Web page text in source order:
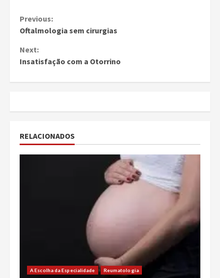
Continue
Reading
Previous:
Oftalmologia sem cirurgias
Next:
Insatisfação com a Otorrino
RELACIONADOS
A Escolha da Especialidade Reumatologia